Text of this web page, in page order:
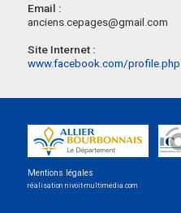
Email :
anciens.cepages@gmail.com
Site Internet :
www.facebook.com/
Mentions légales
réalisation nivoit-multimedia.com